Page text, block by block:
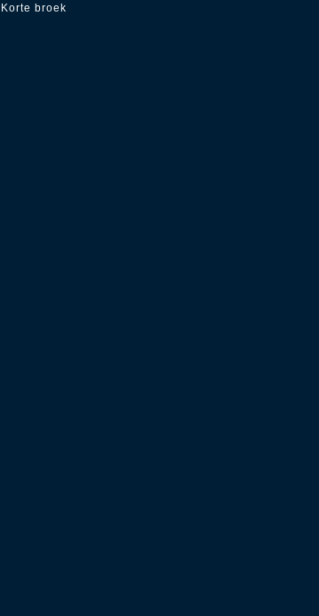
Korte broek